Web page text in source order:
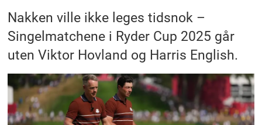
Nakken ville ikke leges tidsnok –
Singelmatchene i Ryder Cup 2025 går
uten Viktor Hovland og Harris English.